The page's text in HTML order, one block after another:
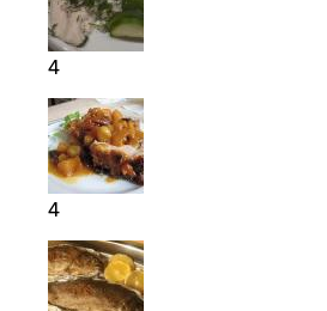
4
4